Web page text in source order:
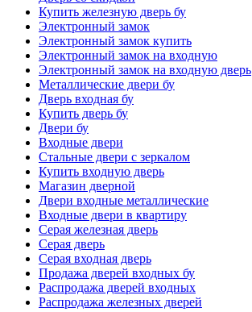
Купить железную дверь бу
Электронный замок
Электронный замок купить
Электронный замок на входную
Электронный замок на входную дверь
Металлические двери бу
Дверь входная бу
Купить дверь бу
Двери бу
Входные двери
Стальные двери с зеркалом
Купить входную дверь
Магазин дверной
Двери входные металлические
Входные двери в квартиру
Серая железная дверь
Серая дверь
Серая входная дверь
Продажа дверей входных бу
Распродажа дверей входных
Распродажа железных дверей